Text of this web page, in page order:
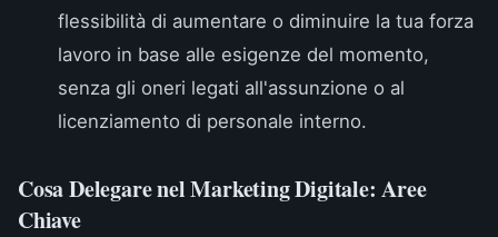
flessibilità di aumentare o diminuire la tua forza
lavoro in base alle esigenze del momento,
senza gli oneri legati all'assunzione o al
licenziamento di personale interno.
Cosa Delegare nel Marketing Digitale: Aree
Chiave